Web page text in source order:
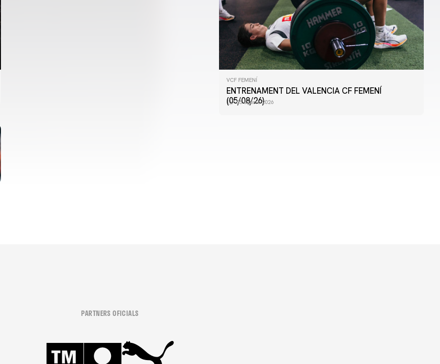
VCF FEMENÍ
ENTRENAMENT DEL VALENCIA CF FEMENÍ
(05/08/26)
05 agosto 2026
PRIMER EQUIP
ENTRENAMENT DEL VALENCIA CF 4/8/2026
PARTNERS OFICIALS